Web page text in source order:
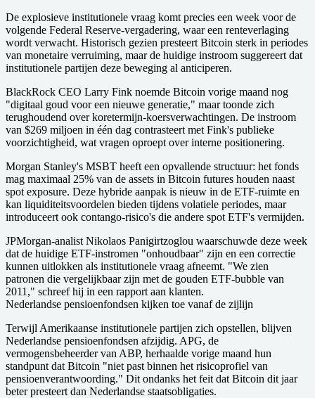
De explosieve institutionele vraag komt precies een week voor de
volgende Federal Reserve-vergadering, waar een renteverlaging
wordt verwacht. Historisch gezien presteert Bitcoin sterk in periodes
van monetaire verruiming, maar de huidige instroom suggereert dat
institutionele partijen deze beweging al anticiperen.
BlackRock CEO Larry Fink noemde Bitcoin vorige maand nog
"digitaal goud voor een nieuwe generatie," maar toonde zich
terughoudend over koretermijn-koersverwachtingen. De instroom
van $269 miljoen in één dag contrasteert met Fink's publieke
voorzichtigheid, wat vragen oproept over interne positionering.
Morgan Stanley's MSBT heeft een opvallende structuur: het fonds
mag maximaal 25% van de assets in Bitcoin futures houden naast
spot exposure. Deze hybride aanpak is nieuw in de ETF-ruimte en
kan liquiditeitsvoordelen bieden tijdens volatiele periodes, maar
introduceert ook contango-risico's die andere spot ETF's vermijden.
JPMorgan-analist Nikolaos Panigirtzoglou waarschuwde deze week
dat de huidige ETF-instromen "onhoudbaar" zijn en een correctie
kunnen uitlokken als institutionele vraag afneemt. "We zien
patronen die vergelijkbaar zijn met de gouden ETF-bubble van
2011," schreef hij in een rapport aan klanten.
Nederlandse pensioenfondsen kijken toe vanaf de zijlijn
Terwijl Amerikaanse institutionele partijen zich opstellen, blijven
Nederlandse pensioenfondsen afzijdig. APG, de
vermogensbeheerder van ABP, herhaalde vorige maand hun
standpunt dat Bitcoin "niet past binnen het risicoprofiel van
pensioenverantwoording." Dit ondanks het feit dat Bitcoin dit jaar
beter presteert dan Nederlandse staatsobligaties.